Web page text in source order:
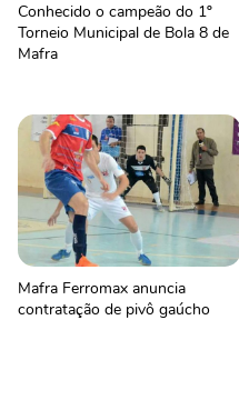
Conhecido o campeão do 1º
Torneio Municipal de Bola 8 de
Mafra
Mafra Ferromax anuncia
contratação de pivô gaúcho